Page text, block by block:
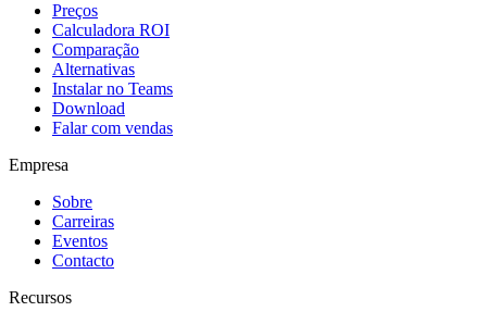
Preços
Calculadora ROI
Comparação
Alternativas
Instalar no Teams
Download
Falar com vendas
Empresa
Sobre
Carreiras
Eventos
Contacto
Recursos